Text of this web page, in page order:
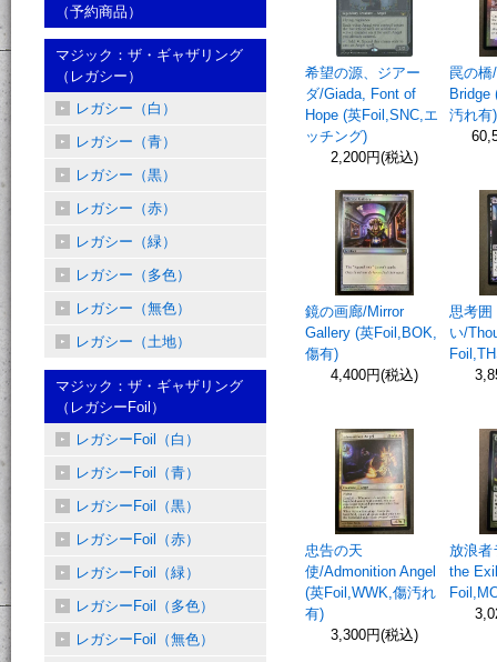
希望の源、ジアー
ダ/Giada, Font of
Hope (英Foil,SNC,エ
ッチング)
2,200円(税込)
罠の橋
Bridge
汚れ有)
鏡の画廊/Mirror
Gallery (英Foil,BOK,
傷有)
4,400円(税込)
思考囲
い/
忠告の天
使/Admonition Angel
(英Foil,WWK,傷汚れ
有)
3,300円(税込)
放浪者
the
（予約商品）
マジック：ザ・ギャザリング
（レガシー）
レガシー（白）
レガシー（青）
レガシー（黒）
レガシー（赤）
レガシー（緑）
レガシー（多色）
レガシー（無色）
レガシー（土地）
マジック：ザ・ギャザリング
（レガシーFoil）
レガシーFoil（白）
レガシーFoil（青）
レガシーFoil（黒）
レガシーFoil（赤）
レガシーFoil（緑）
レガシーFoil（多色）
レガシーFoil（無色）